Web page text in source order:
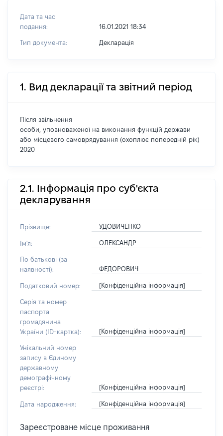
Дата та час
подання:
16.01.2021 18:34
Тип документа: Декларація
1. Вид декларації та звітний період
Після звільнення
особи, уповноваженої на виконання функцій держави
або місцевого самоврядування (охоплює попередній рік)
2020
2.1. Інформація про суб'єкта
декларування
Прізвище: УДОВИЧЕНКО
Ім'я: ОЛЕКСАНДР
По батькові (за
наявності):
ФЕДОРОВИЧ
Податковий номер: [Конфіденційна інформація]
Серія та номер
паспорта
громадянина
України (ID-картка):
[Конфіденційна інформація]
Унікальний номер
запису в Єдиному
державному
демографічному
реєстрі:
[Конфіденційна інформація]
Дата народження: [Конфіденційна інформація]
Зареєстроване місце проживання